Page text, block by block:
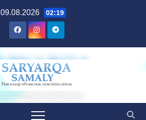
09.08.2026 02:19